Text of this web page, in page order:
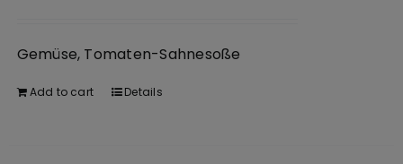
Gemüse, Tomaten-Sahnesoße
Add to cart Details